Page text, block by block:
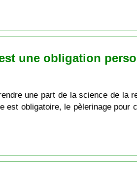
une obligation
une part de la science de la
obligatoire, le pèlerinage pour